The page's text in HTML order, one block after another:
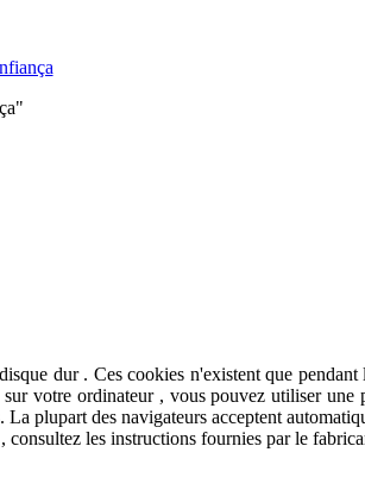
dur . Ces cookies n'existent que
votre ordinateur , vous pouvez utiliser une
plupart des navigateurs acceptent
les instructions fournies par le